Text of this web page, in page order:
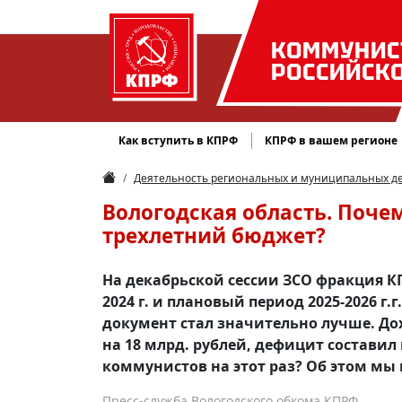
Как вступить в КПРФ КПРФ в вашем регионе
Деятельность региональных и муниципальных
Вологодская область.
трехлетний бюджет?
На декабрьской сессии ЗСО фракция
2024 г. и плановый период 2025-2026
документ стал значительно лучше.
на 18 млрд. рублей, дефицит
коммунистов на этот раз? Об этом